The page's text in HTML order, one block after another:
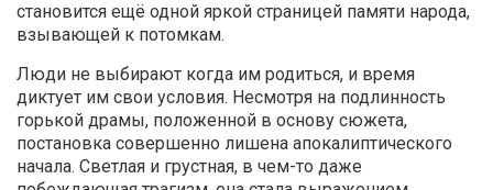
становится ещё одной яркой страницей памяти народа,
взывающей к потомкам.
Люди не выбирают когда им родиться, и время
диктует им свои условия. Несмотря на подлинность
горькой драмы, положенной в основу сюжета,
постановка совершенно лишена апокалиптического
начала. Светлая и грустная, в чем-то даже